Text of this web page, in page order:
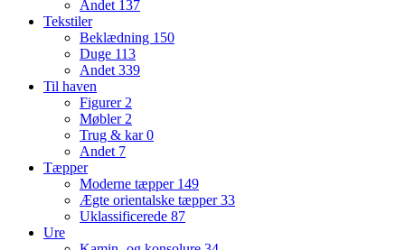
Andet 137
Tekstiler
Beklædning 150
Duge 113
Andet339
Til haven
Figurer2
Møbler2
Trug & kar0
Andet 7
Tæpper
Moderne tæpper 149
Ægte orientalske tæpper33
Uklassificerede 87
Ure